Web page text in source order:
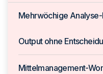
Mehrwöchige
Output ohne
Mittelmanagement-